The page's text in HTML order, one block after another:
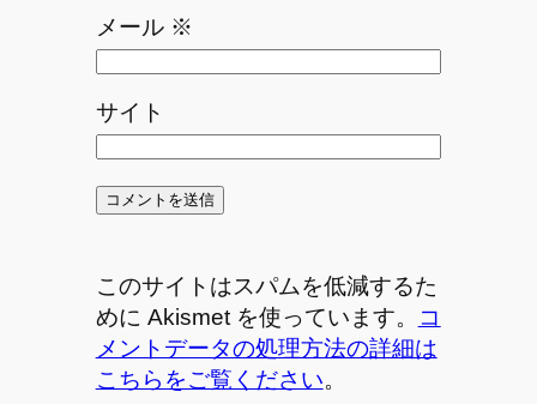
メール ※
サイト
このサイトはスパムを低減するた
めに Akismet を使っています。
コ
メントデータの処理方法の詳細は
こちらをご覧ください。